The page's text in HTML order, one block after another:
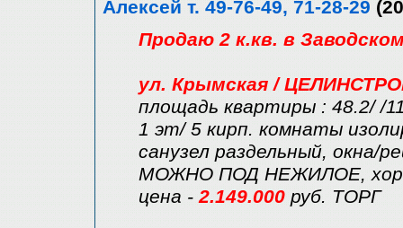
Алексей т. 49-76-49, 71-28-29
Продаю 2 к.кв. в
ул. Крымская /
площадь квартиры : 48.2/ /
1 эт/ 5 кирп. комнаты
санузел раздельный, окна/
МОЖНО ПОД НЕЖИЛОЕ,
цена -2.149.000 руб. ТОРГ